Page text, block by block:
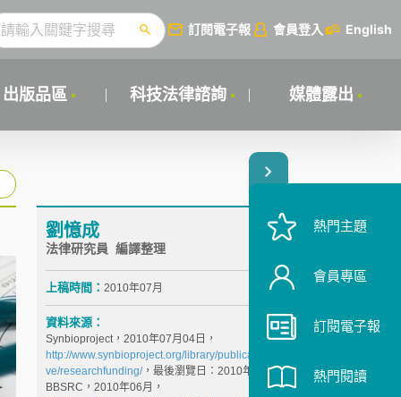
訂閱電子報 會員登入 English
出版品區 科技法律諮詢 媒體露出
劉憶成
法律研究員 編譯整理
上稿時間： 2010年07月
資料來源：
Synbioproject，2010年07月04日，
http://www.synbioproject.org/library/publications/archi
ve/researchfunding/，最後瀏覽日：2010年07月24日
BBSRC，2010年06月，
熱門主題
會員專區
訂閱電子報
熱門閱讀